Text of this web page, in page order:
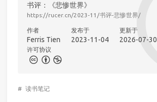
书评：《悲惨世界》
https://rucer.cn/2023-11/书评-悲惨世界/
作者
Ferris Tien
发布于
2023-11-04
更新于
2026-07-30
许可协议
# 读书笔记